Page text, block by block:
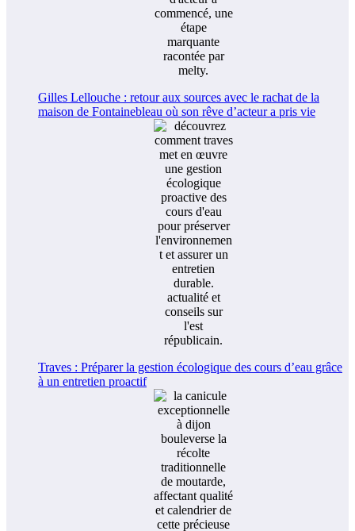
Gilles Lellouche : retour aux sources avec le rachat de la
maison de Fontainebleau où son rêve d’acteur a pris vie
Traves : Préparer la gestion écologique des cours d’eau grâce
à un entretien proactif